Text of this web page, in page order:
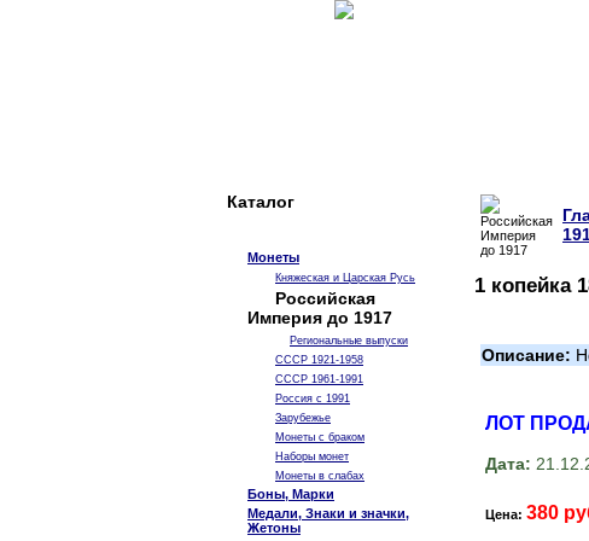
Каталог
Монеты
Княжеская и Царская Русь
Российская
Империя до 1917
Региональные выпуски
СССР 1921-1958
СССР 1961-1991
Россия с 1991
Зарубежье
Монеты с браком
Наборы монет
Монеты в слабах
Боны, Марки
Медали, Знаки и значки,
Жетоны
1 копейка
Описание:
ЛОТ
Дата:
Цена: 380